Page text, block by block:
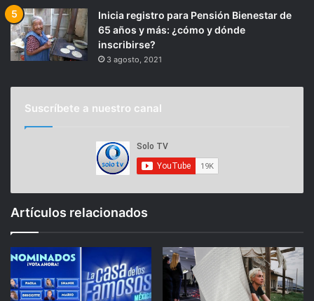
Inicia registro para Pensión Bienestar de
65 años y más: ¿cómo y dónde
inscribirse?
3 agosto, 2021
Suscríbete a nuestro canal
Artículos relacionados